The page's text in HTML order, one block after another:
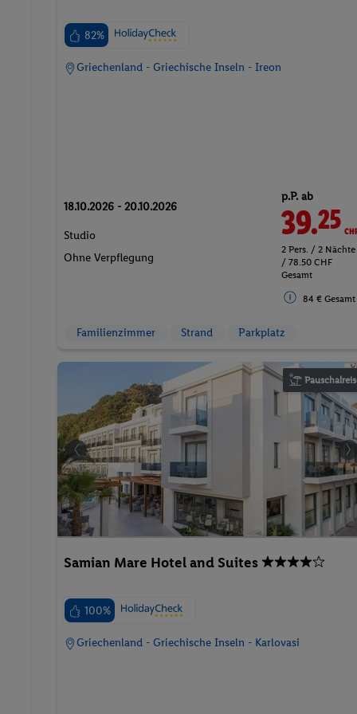
82%
Griechenland - Griechische Inseln - Ireon
18.10.2026 - 20.10.2026
Studio
Ohne Verpflegung
p.P. ab
39.25
2 Pers. / 2 Nächte
/ 78.50 CHF
Gesamt
84 € Gesamt
Familienzimmer Strand Parkplatz
Samian Mare Hotel and Suites
100%
Griechenland - Griechische Inseln - Karlovasi